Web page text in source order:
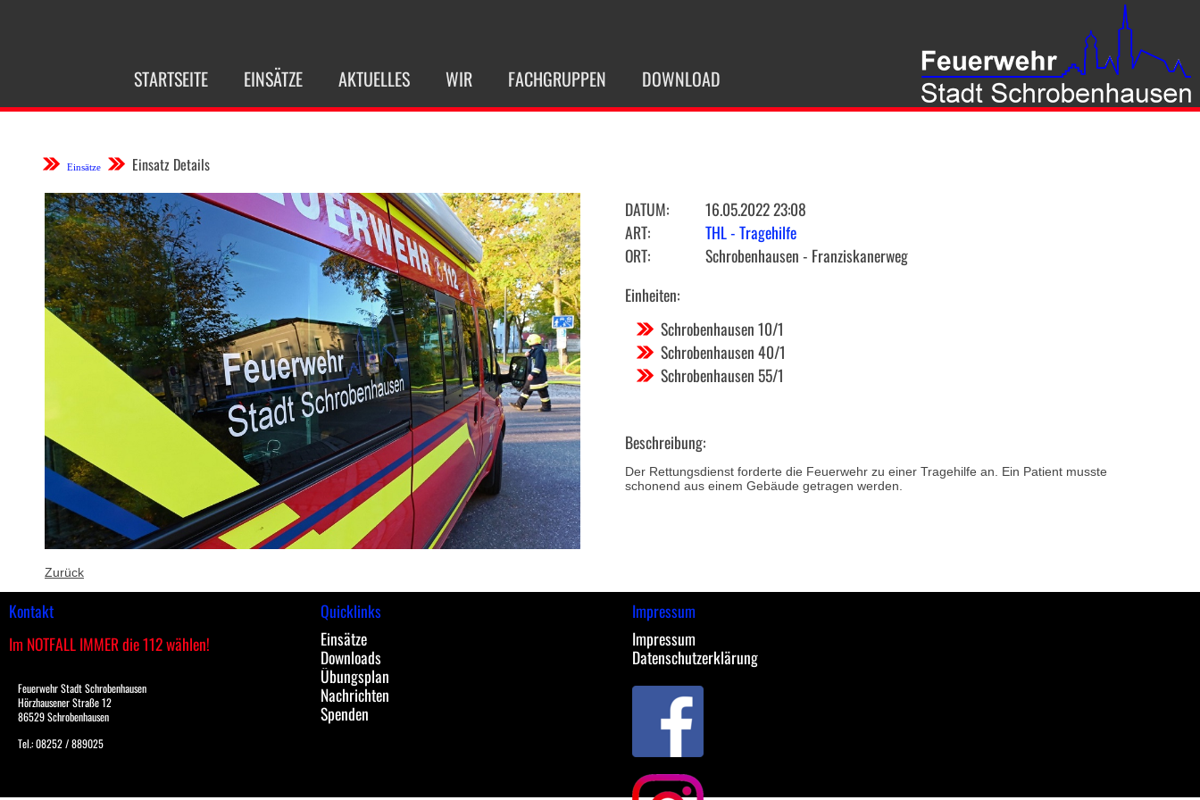
STARTSEITE EINSÄTZE AKTUELLES WIR FACHGRUPPEN DOWNLOAD
Einsätze Einsatz Details
DATUM:
16.05.2022 23:08
ART:
THL - Tragehilfe
ORT:
Schrobenhausen - Franziskanerweg
Einheiten:
Schrobenhausen 10/1
Schrobenhausen 40/1
Schrobenhausen 55/1
Beschreibung:
Der Rettungsdienst forderte die Feuerwehr zu einer Tragehilfe an. Ein Patient musste
schonend aus einem Gebäude getragen werden.
Zurück
Kontakt
Im NOTFALL IMMER die 112 wählen!
Feuerwehr Stadt Schrobenhausen
Hörzhausener Straße 12
86529 Schrobenhausen
Tel.: 08252 / 889025
Quicklinks
Einsätze
Downloads
Übungsplan
Nachrichten
Spenden
Impressum
Impressum
Datenschutzerklärung